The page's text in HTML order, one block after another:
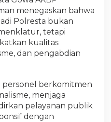
menegaskan bahwa
Polresta bukan
tetapi
kualitas
dan pengabdian
berkomitmen
menjaga
pelayanan publik
dengan